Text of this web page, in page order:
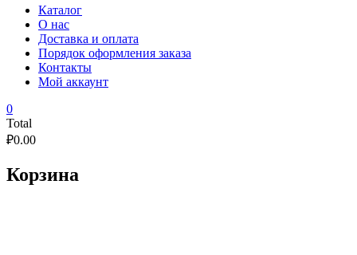
Каталог
О нас
Доставка и оплата
Порядок оформления заказа
Контакты
Мой аккаунт
0
Total
₽0.00
Корзина